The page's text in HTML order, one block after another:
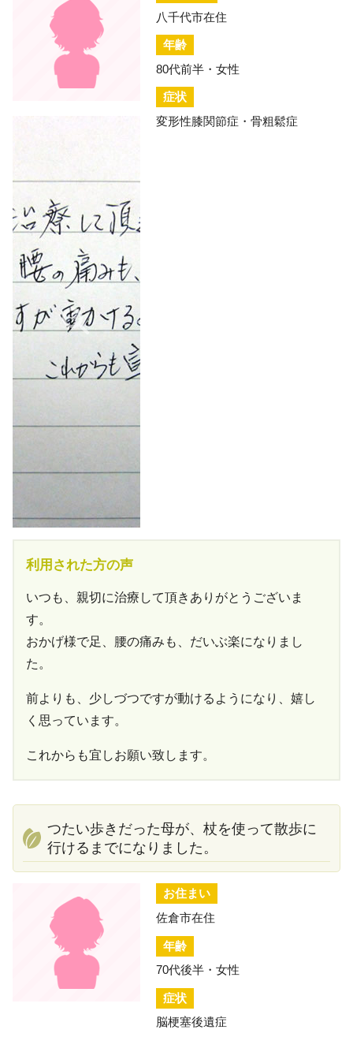
八千代市在住
年齢
80代前半・女性
症状
変形性膝関節症・骨粗鬆症
利用された方の声
いつも、親切に治療して頂きありがとうございま
す。
おかげ様で足、腰の痛みも、だいぶ楽になりまし
た。
前よりも、少しづつですが動けるようになり、嬉し
く思っています。
これからも宜しお願い致します。
つたい歩きだった母が、杖を使って散歩に
行けるまでになりました。
お住まい
佐倉市在住
年齢
70代後半・女性
症状
脳梗塞後遺症